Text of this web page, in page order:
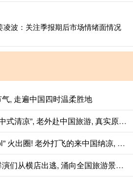
凌波：关注季报期后市场情绪面情况
, 走遍中国四时温柔胜地
鸿运配资 不止向往 “中式清凉”, 老外赴中国旅游, 真实原因藏在热度背后
忠程配资 “ChinaCool” 火出圈! 老外打飞的来中国纳凉, 不再只逛北上广
思考资本 没戏拍的群演们从横店出逃, 涌向全国旅游景区NPC